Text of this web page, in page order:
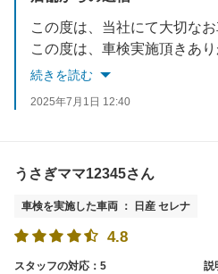
この度は、車検実施頂きあ
※当店では半年・12ヵ月・18ヵ月点検
続きを読む
2025年7月1日 12:40
うさぎママ12345さん
車検を実施した車両 ： 日産 セレナ
4.8
スタッフの対応：5
説